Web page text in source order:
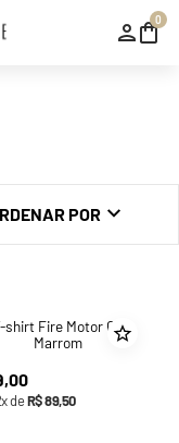
0
POR
,00
x deR$89,50